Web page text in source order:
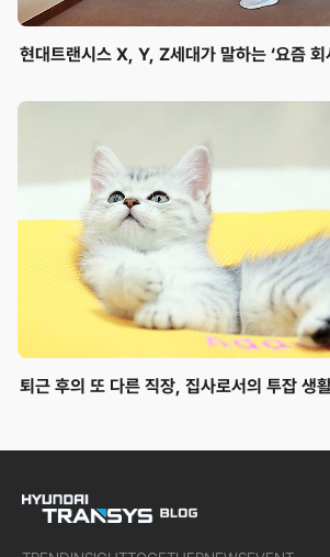
현대트랜시스 X, Y, Z세대가 말하는 ‘요즘 회
퇴근 후의 또 다른 직장, 집사로서의 투잡 생